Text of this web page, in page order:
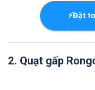
⚡Đặt
2. Quạt gấp